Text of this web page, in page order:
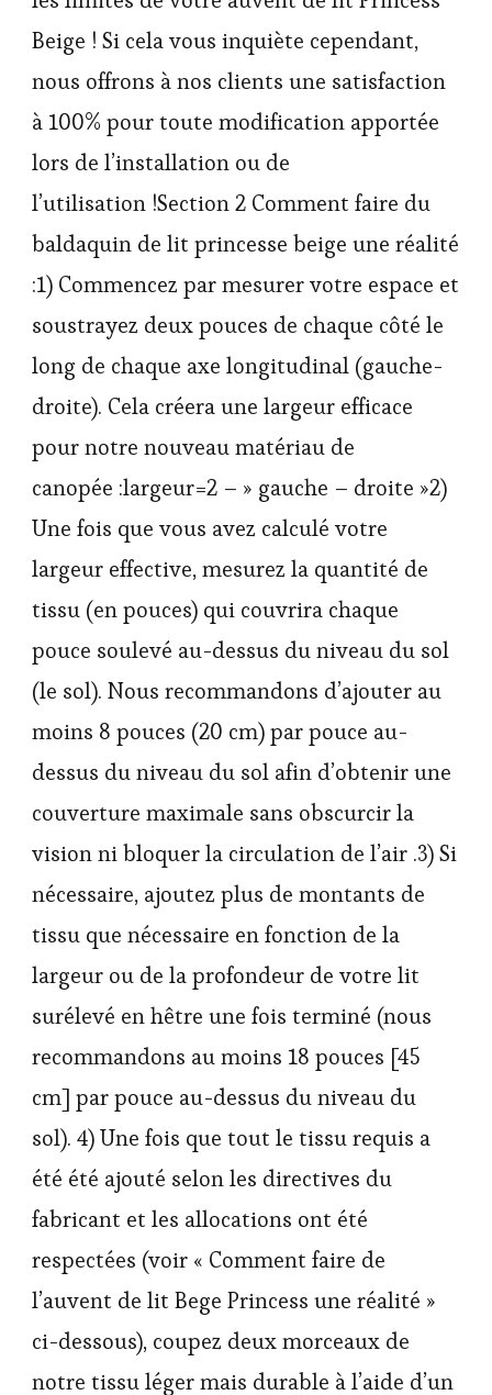
Beige ! Si cela vous inquiète cependant,
nous offrons à nos clients une satisfaction
à 100% pour toute modification apportée
lors de l’installation ou de
l’utilisation !Section 2 Comment faire du
baldaquin de lit princesse beige une réalité
:1) Commencez par mesurer votre espace et
soustrayez deux pouces de chaque côté le
long de chaque axe longitudinal (gauche-
droite). Cela créera une largeur efficace
pour notre nouveau matériau de
canopée :largeur=2 – » gauche – droite »2)
Une fois que vous avez calculé votre
largeur effective, mesurez la quantité de
tissu (en pouces) qui couvrira chaque
pouce soulevé au-dessus du niveau du sol
(le sol). Nous recommandons d’ajouter au
moins 8 pouces (20 cm) par pouce au-
dessus du niveau du sol afin d’obtenir une
couverture maximale sans obscurcir la
vision ni bloquer la circulation de l’air .3) Si
nécessaire, ajoutez plus de montants de
tissu que nécessaire en fonction de la
largeur ou de la profondeur de votre lit
surélevé en hêtre une fois terminé (nous
recommandons au moins 18 pouces [45
cm] par pouce au-dessus du niveau du
sol). 4) Une fois que tout le tissu requis a
été été ajouté selon les directives du
fabricant et les allocations ont été
respectées (voir « Comment faire de
l’auvent de lit Bege Princess une réalité »
ci-dessous), coupez deux morceaux de
notre tissu léger mais durable à l’aide d’un